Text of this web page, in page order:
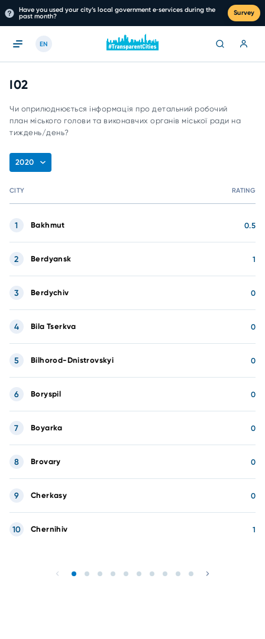
Have you used your city’s local government e‑services during the
past month?
Survey
EN
I02
Чи оприлюднюється інформація про детальний робочий
план міського голови та виконавчих органів міської ради на
тиждень/день?
2020
CITY RATING
Bakhmut 0.5
1
Berdyansk 1
2
Berdychiv 0
3
Bila Tserkva 0
4
Bilhorod-Dnistrovskyi 0
5
Boryspil 0
6
Boyarka 0
7
Brovary 0
8
Cherkasy 0
9
Chernihiv 1
10